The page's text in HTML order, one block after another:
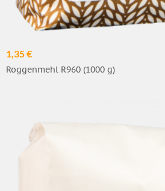
1,35 €
Roggenmehl R960 (1000 g)